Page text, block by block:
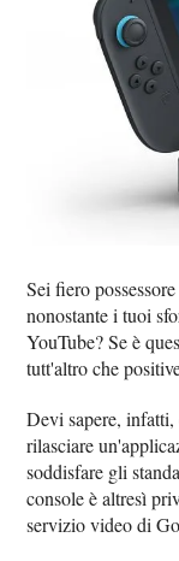
Sei fiero
nonostante i tuoi
YouTube? Se è
tutt'altro che
Devi sapere,
rilasciare
soddisfare gli
console è altresì
servizio video di